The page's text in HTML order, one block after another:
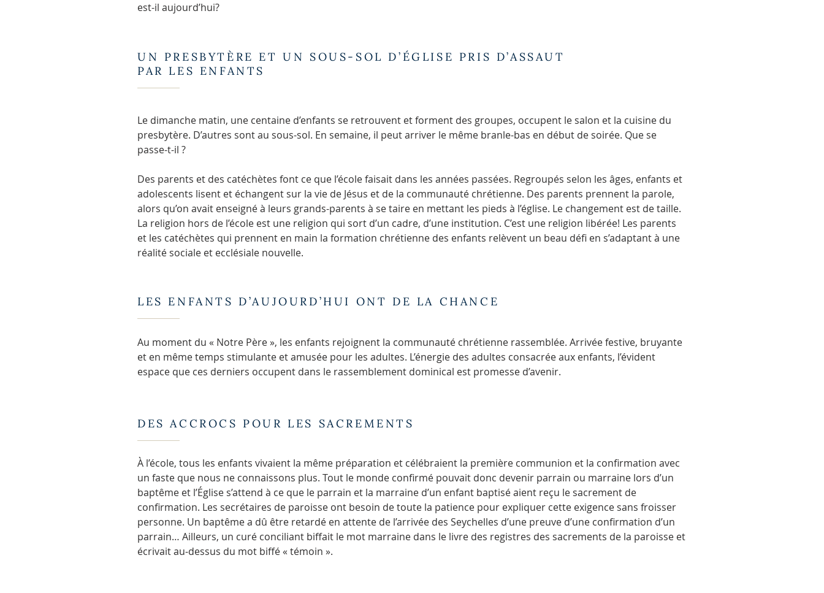
est-il aujourd’hui?
UN PRESBYTÈRE ET UN SOUS-SOL D’ÉGLISE PRIS D’ASSAUT
PAR LES ENFANTS
Le dimanche matin, une centaine d’enfants se retrouvent et forment des groupes, occupent le salon et la cuisine du
presbytère. D’autres sont au sous-sol. En semaine, il peut arriver le même branle-bas en début de soirée. Que se
passe-t-il ?
Des parents et des catéchètes font ce que l’école faisait dans les années passées. Regroupés selon les âges, enfants et
adolescents lisent et échangent sur la vie de Jésus et de la communauté chrétienne. Des parents prennent la parole,
alors qu’on avait enseigné à leurs grands-parents à se taire en mettant les pieds à l’église. Le changement est de taille.
La religion hors de l’école est une religion qui sort d’un cadre, d’une institution. C’est une religion libérée! Les parents
et les catéchètes qui prennent en main la formation chrétienne des enfants relèvent un beau défi en s’adaptant à une
réalité sociale et ecclésiale nouvelle.
LES ENFANTS D’AUJOURD’HUI ONT DE LA CHANCE
Au moment du « Notre Père », les enfants rejoignent la communauté chrétienne rassemblée. Arrivée festive, bruyante
et en même temps stimulante et amusée pour les adultes. L’énergie des adultes consacrée aux enfants, l’évident
espace que ces derniers occupent dans le rassemblement dominical est promesse d’avenir.
DES ACCROCS POUR LES SACREMENTS
À l’école, tous les enfants vivaient la même préparation et célébraient la première communion et la confirmation avec
un faste que nous ne connaissons plus. Tout le monde confirmé pouvait donc devenir parrain ou marraine lors d’un
baptême et l’Église s’attend à ce que le parrain et la marraine d’un enfant baptisé aient reçu le sacrement de
confirmation. Les secrétaires de paroisse ont besoin de toute la patience pour expliquer cette exigence sans froisser
personne. Un baptême a dû être retardé en attente de l’arrivée des Seychelles d’une preuve d’une confirmation d’un
parrain… Ailleurs, un curé conciliant biffait le mot marraine dans le livre des registres des sacrements de la paroisse et
écrivait au-dessus du mot biffé « témoin ».